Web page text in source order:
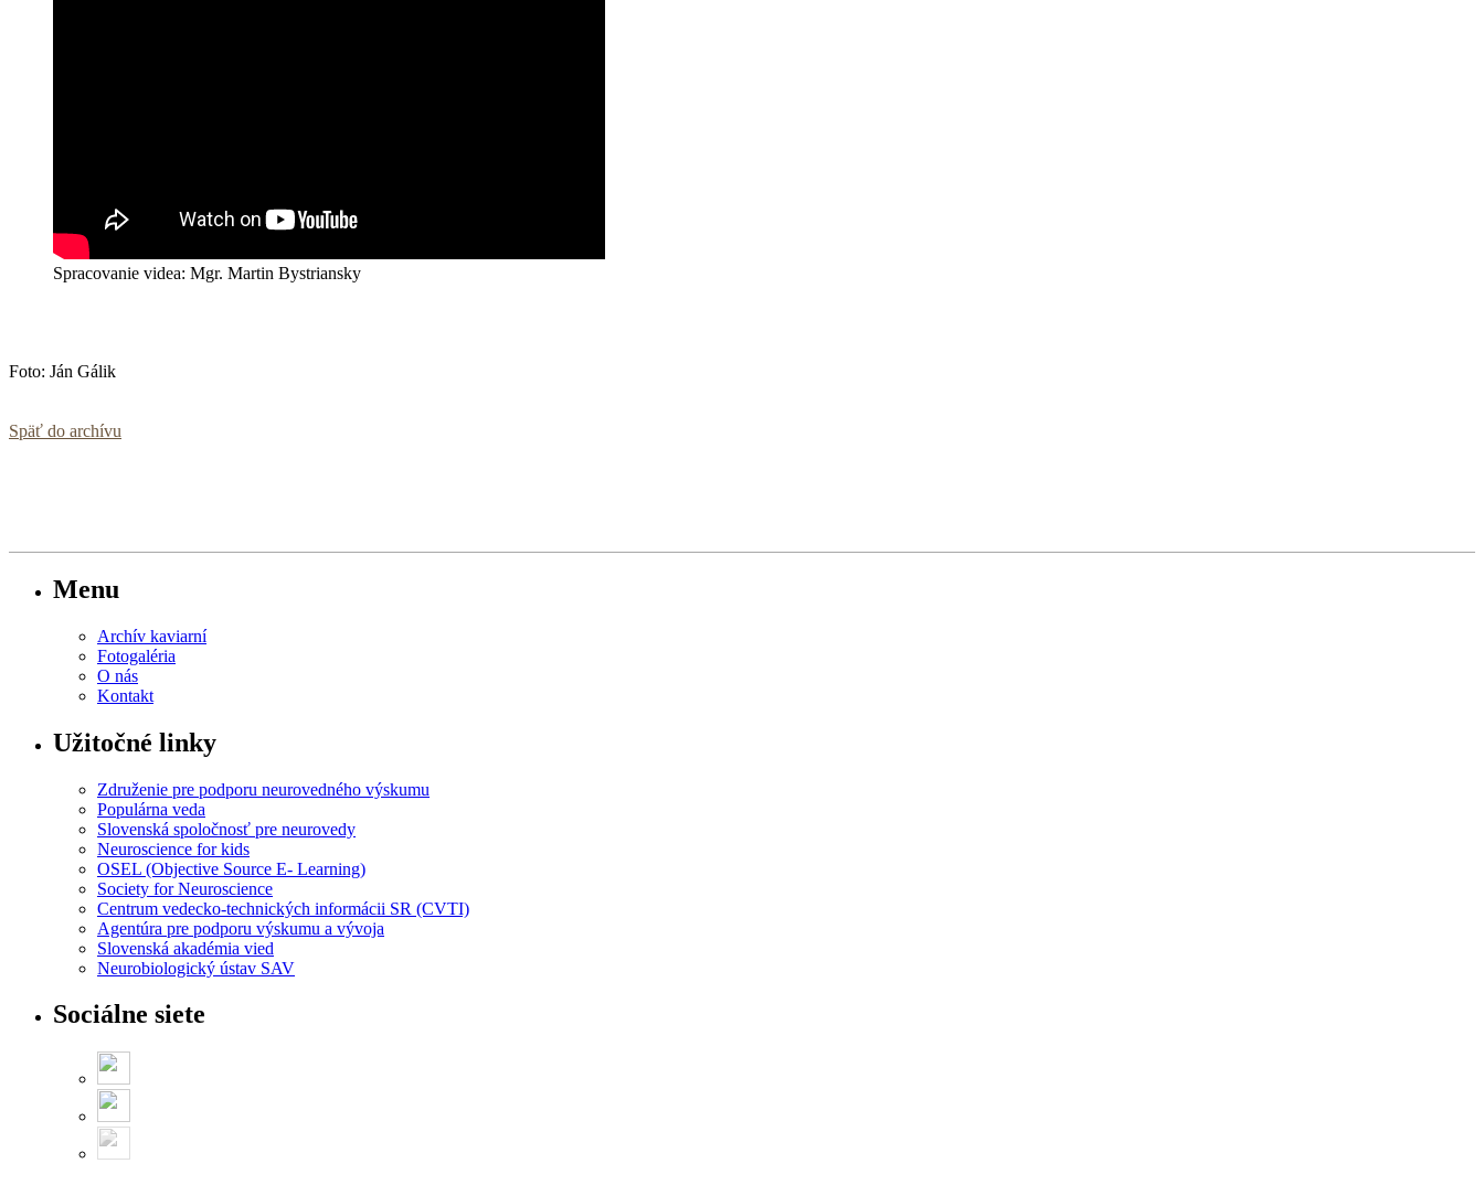
Spracovanie videa: Mgr. Martin Bystriansky
Foto: Ján Gálik
Späť do archívu
Menu
Archív kaviarní
Fotogaléria
O nás
Kontakt
Užitočné linky
Združenie pre podporu neurovedného výskumu
Populárna veda
Slovenská spoločnosť pre neurovedy
Neuroscience for kids
OSEL (Objective Source E- Learning)
Society for Neuroscience
Centrum vedecko-technických informácii SR (CVTI)
Agentúra pre podporu výskumu a vývoja
Slovenská akadémia vied
Neurobiologický ústav SAV
Sociálne siete